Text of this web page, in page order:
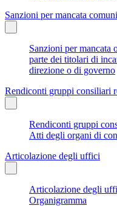
Sanzioni per mancata
Sanzioni per mancata
parte dei titolari di
direzione o di governo
Rendiconti gruppi consiliari
Rendiconti gruppi
Atti degli organi di
Articolazione degli uffici
Articolazione degli
Organigramma